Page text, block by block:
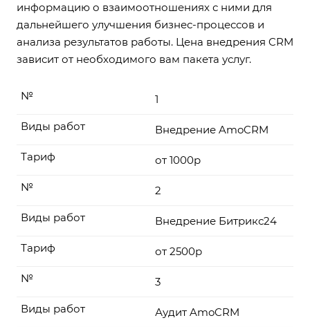
информацию о взаимоотношениях с ними для
дальнейшего улучшения бизнес-процессов и
анализа результатов работы. Цена внедрения CRM
зависит от необходимого вам пакета услуг.
1
№
Внедрение AmoCRM
Виды работ
от 1000р
Тариф
2
№
Внедрение Битрикс24
Виды работ
от 2500р
Тариф
3
№
Аудит AmoCRM
Виды работ